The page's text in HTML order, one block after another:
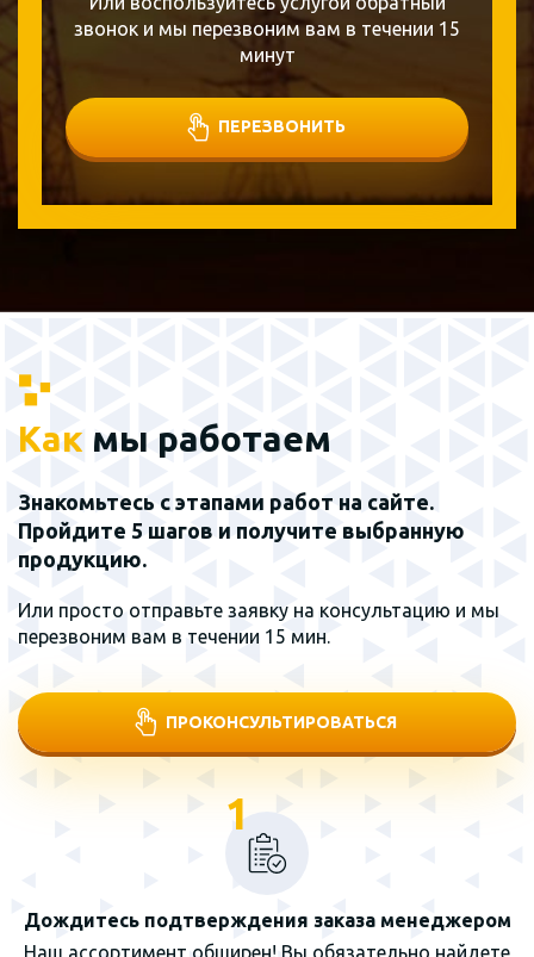
звонок и мы перезвоним вам в течении 15
минут
ПЕРЕЗВОНИТЬ
Как мы работаем
Знакомьтесь с этапами работ на сайте.
Пройдите 5 шагов и получите выбранную
продукцию.
Или просто отправьте заявку на консультацию и мы
перезвоним вам в течении 15 мин.
ПРОКОНСУЛЬТИРОВАТЬСЯ
1
Дождитесь подтверждения заказа менеджером
Наш ассортимент обширен! Вы обязательно найдете